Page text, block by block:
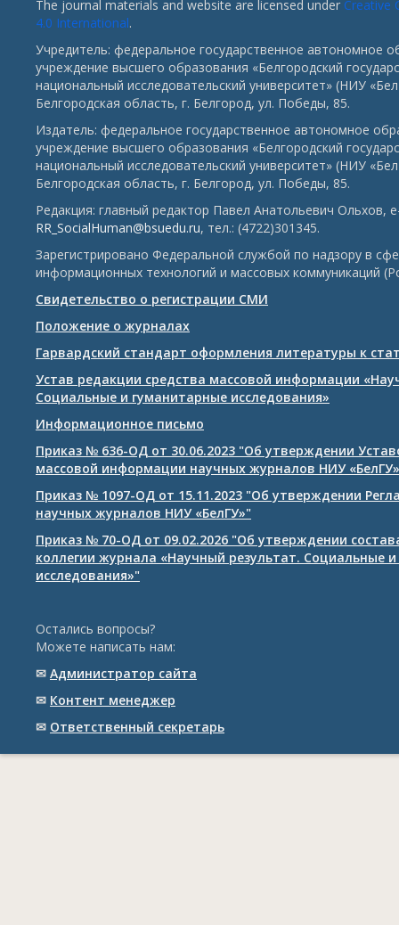
The journal materials and website are licensed under Creative
4.0 International.
Учредитель: федеральное государственное автономное
учреждение высшего образования «Белгородский
национальный исследовательский университет» (НИУ
Белгородская область, г. Белгород, ул. Победы, 85.
Издатель: федеральное государственное автономное
учреждение высшего образования «Белгородский
национальный исследовательский университет» (НИУ
Белгородская область, г. Белгород, ул. Победы, 85.
Редакция: главный редактор Павел Анатольевич Ольхов,
RR_SocialHuman@bsuedu.ru, тел.: (4722)301345.
Зарегистрировано Федеральной службой по надзору в
информационных технологий и массовых коммуникаций
Свидетельство о регистрации СМИ
Положение о журналах
Гарвардский стандарт оформления литературы к
Устав редакции средства массовой информации
Социальные и гуманитарные исследования»
Информационное письмо
Приказ № 636-ОД от 30.06.2023 "Об утверждении
массовой информации научных журналов НИУ «БелГУ»
Приказ № 1097-ОД от 15.11.2023 "Об утверждении
научных журналов НИУ «БелГУ»"
Приказ № 70-ОД от 09.02.2026 "Об утверждении
коллегии журнала «Научный результат. Социальные
исследования»"
Остались вопросы?
Можете написать нам:
✉ Администратор сайта
✉ Контент менеджер
✉ Ответственный cекретарь